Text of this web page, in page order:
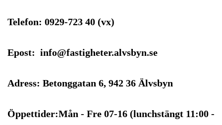
Telefon: 0929-723 40 (vx)
Epost: info@fastigheter.alvsbyn.se
Adress: Betonggatan 6, 942 36 Älvsbyn
Öppettider:Mån - Fre 07-16 (lunchstängt 11:00 -